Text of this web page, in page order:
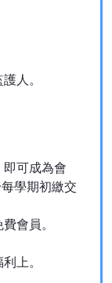
監護人。
可成為會
學期初繳交
費會員。
福利上。